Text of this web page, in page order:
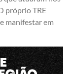
próprio TRE
manifestar em